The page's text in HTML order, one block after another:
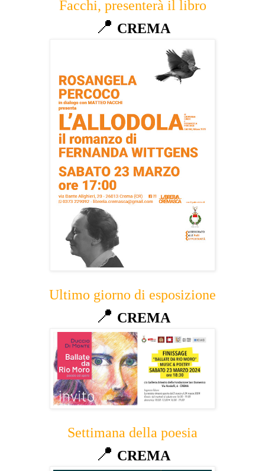
Facchi, presenterà il libro
📍 CREMA
Ultimo giorno di esposizione
📍 CREMA
Settimana della poesia
📍 CREMA